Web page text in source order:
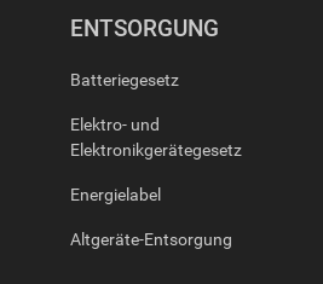
ENTSORGUNG
Batteriegesetz
Elektro- und
Elektronikgerätegesetz
Energielabel
Altgeräte-Entsorgung